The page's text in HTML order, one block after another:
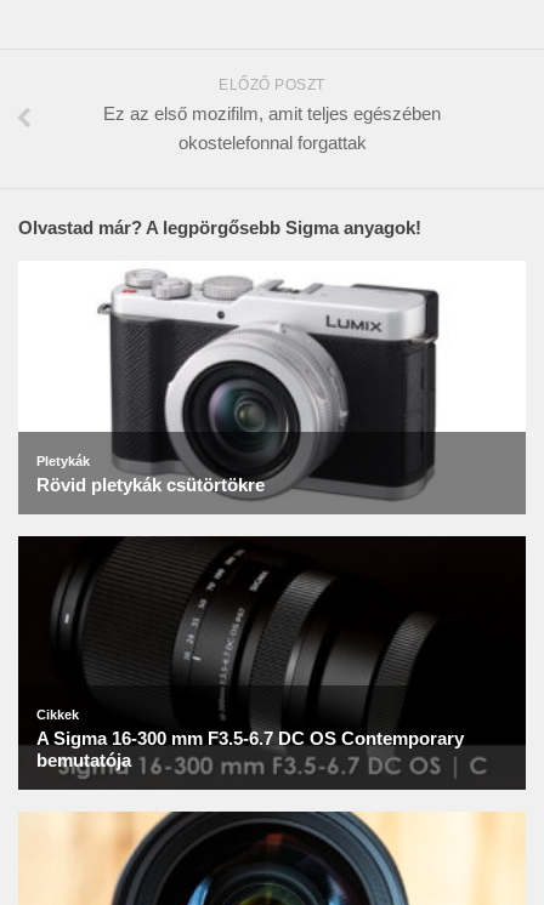
ELŐZŐ POSZT
Ez az első mozifilm, amit teljes egészében
okostelefonnal forgattak
Olvastad már? A legpörgősebb Sigma anyagok!